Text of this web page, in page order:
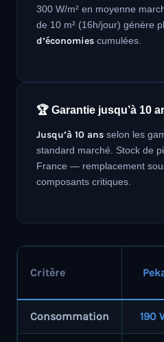
300 W/m² en moyenne
de 10 m² (16h/jour) génère
d’économies cumulées.
🏆 Garantie jusqu’à 10
Jusqu’à 10 ans selon les
standard marché. Stock de
France — remplacement
composants critiques.
Critère
Consommation 190